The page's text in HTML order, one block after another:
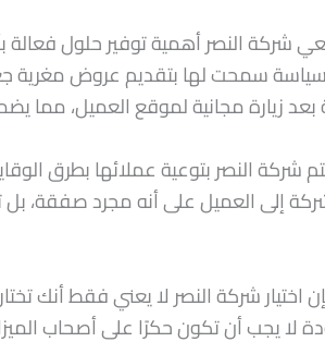
شركة النصر أهمية توفير حلول فعالة
سمحت لها بتقديم عروض مغرية
بعد زيارة مجانية لموقع العميل، مما
شركة النصر بتوعية عملائها بطرق
إلى العميل على أنه مجرد صفقة،
اختيار شركة النصر لا يعني فقط أنك
لا يجب أن تكون حكرًا على أصحاب